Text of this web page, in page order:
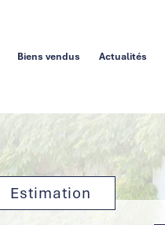
Biens vendus Actualités
Estimation